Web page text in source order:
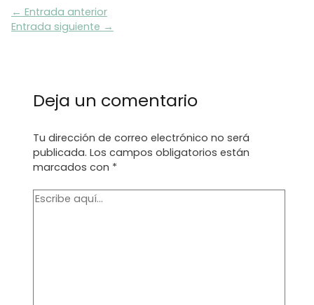
Navegación
de
← Entrada anterior
Entrada siguiente →
Deja un comentario
Tu dirección de correo electrónico no será
publicada. Los campos obligatorios están
marcados con *
Escribe